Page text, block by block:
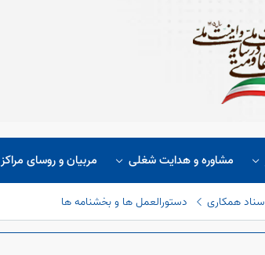
مشاوره و هدایت شغلی مربیان و روسای مراکز
همکاری دستورالعمل ها و بخشنامه ها